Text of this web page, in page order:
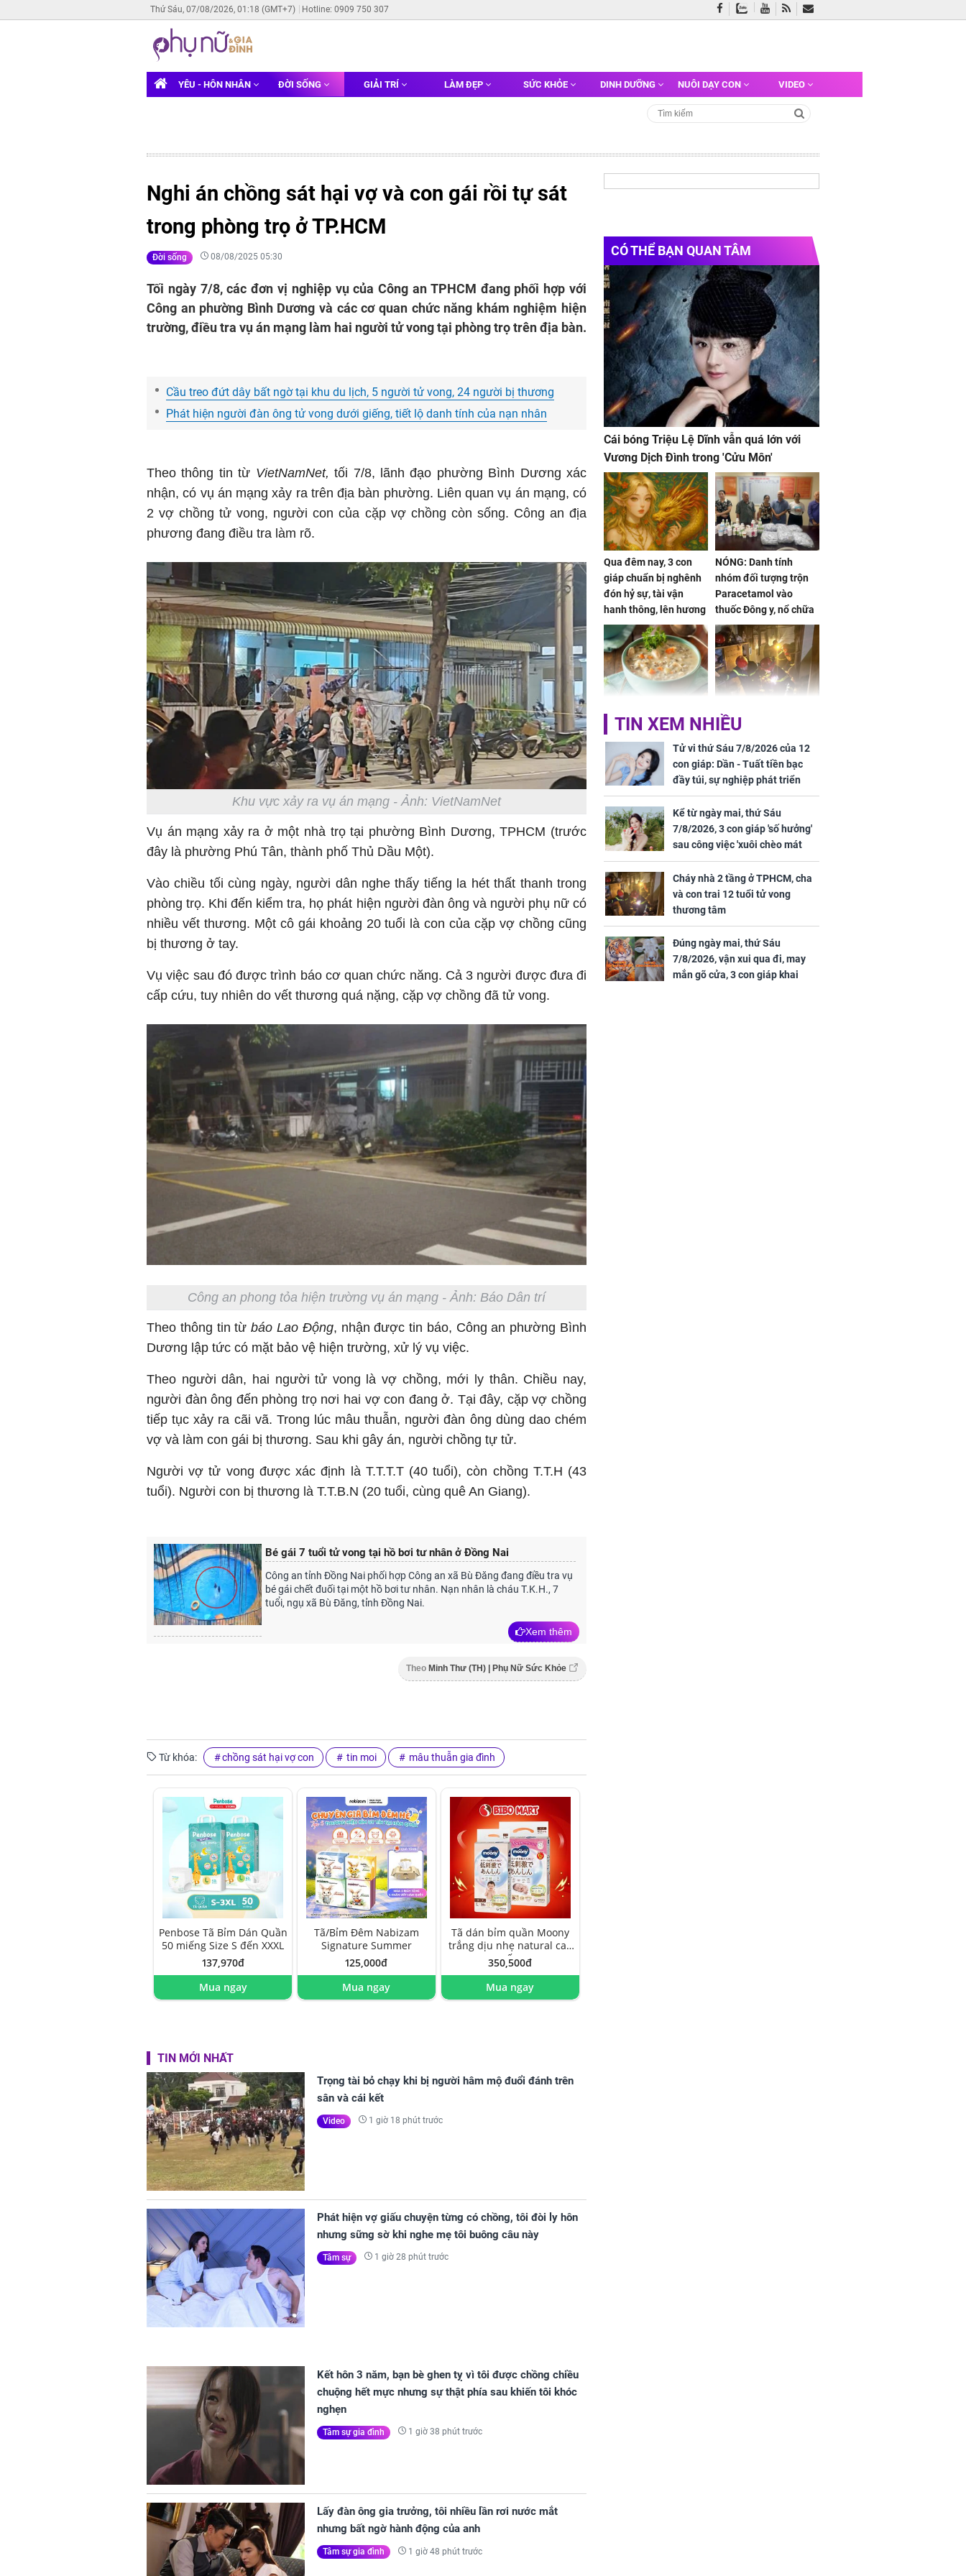
Thứ Sáu, 07/08/2026, 01:18 (GMT+7) Hotline: 0909 750 307
YÊU - HÔN NHÂN ĐỜI SỐNG GIẢI TRÍ LÀM ĐẸP SỨC KHỎE DINH DƯỠNG NUÔI DẠY CON VIDEO
Nghi án chồng sát hại vợ và con gái rồi tự sát
trong phòng trọ ở TP.HCM
Đời sống 08/08/2025 05:30
Tối ngày 7/8, các đơn vị nghiệp vụ của Công an TPHCM đang phối hợp với
Công an phường Bình Dương và các cơ quan chức năng khám nghiệm hiện
trường, điều tra vụ án mạng làm hai người tử vong tại phòng trọ trên địa bàn.
Cầu treo đứt dây bất ngờ tại khu du lịch, 5 người tử vong, 24 người bị thương
Phát hiện người đàn ông tử vong dưới giếng, tiết lộ danh tính của nạn nhân
Theo thông tin từ VietNamNet, tối 7/8, lãnh đạo phường Bình Dương xác
nhận, có vụ án mạng xảy ra trên địa bàn phường. Liên quan vụ án mạng, có
2 vợ chồng tử vong, người con của cặp vợ chồng còn sống. Công an địa
phương đang điều tra làm rõ.
Khu vực xảy ra vụ án mạng - Ảnh: VietNamNet
Vụ án mạng xảy ra ở một nhà trọ tại phường Bình Dương, TPHCM (trước
đây là phường Phú Tân, thành phố Thủ Dầu Một).
Vào chiều tối cùng ngày, người dân nghe thấy tiếng la hét thất thanh trong
phòng trọ. Khi đến kiểm tra, họ phát hiện người đàn ông và người phụ nữ có
nhiều vết thương. Một cô gái khoảng 20 tuổi là con của cặp vợ chồng cũng
bị thương ở tay.
Vụ việc sau đó được trình báo cơ quan chức năng. Cả 3 người được đưa đi
cấp cứu, tuy nhiên do vết thương quá nặng, cặp vợ chồng đã tử vong.
Công an phong tỏa hiện trường vụ án mạng - Ảnh: Báo Dân trí
Theo thông tin từ báo Lao Động, nhận được tin báo, Công an phường Bình
Dương lập tức có mặt bảo vệ hiện trường, xử lý vụ việc.
Theo người dân, hai người tử vong là vợ chồng, mới ly thân. Chiều nay,
người đàn ông đến phòng trọ nơi hai vợ con đang ở. Tại đây, cặp vợ chồng
tiếp tục xảy ra cãi vã. Trong lúc mâu thuẫn, người đàn ông dùng dao chém
vợ và làm con gái bị thương. Sau khi gây án, người chồng tự tử.
Người vợ tử vong được xác định là T.T.T.T (40 tuổi), còn chồng T.T.H (43
tuổi). Người con bị thương là T.T.B.N (20 tuổi, cùng quê An Giang).
Bé gái 7 tuổi tử vong tại hồ bơi tư nhân ở Đồng Nai
Công an tỉnh Đồng Nai phối hợp Công an xã Bù Đăng đang điều tra vụ
bé gái chết đuối tại một hồ bơi tư nhân. Nạn nhân là cháu T.K.H., 7
tuổi, ngụ xã Bù Đăng, tỉnh Đồng Nai.
Xem thêm
Theo Minh Thư (TH) | Phụ Nữ Sức Khỏe
Từ khóa: chồng sát hại vợ con tin moi mâu thuẫn gia đình
Penbose Tã Bỉm Dán Quần
50 miếng Size S đến XXXL
137,970đ
Mua ngay
Tã/Bỉm Đêm Nabizam
Signature Summer
125,000đ
Mua ngay
Tã dán bỉm quần Moony
trắng dịu nhẹ natural cao
cấp
350,500đ
Mua ngay
TIN MỚI NHẤT
Trọng tài bỏ chạy khi bị người hâm mộ đuổi đánh trên
sân và cái kết
Video 1 giờ 18 phút trước
Phát hiện vợ giấu chuyện từng có chồng, tôi đòi ly hôn
nhưng sững sờ khi nghe mẹ tôi buông câu này
Tâm sự 1 giờ 28 phút trước
Kết hôn 3 năm, bạn bè ghen tỵ vì tôi được chồng chiều
chuộng hết mực nhưng sự thật phía sau khiến tôi khóc
nghẹn
Tâm sự gia đình 1 giờ 38 phút trước
Lấy đàn ông gia trưởng, tôi nhiều lần rơi nước mắt
nhưng bất ngờ hành động của anh
Tâm sự gia đình 1 giờ 48 phút trước
CÓ THỂ BẠN QUAN TÂM
Cái bóng Triệu Lệ Dĩnh vẫn quá lớn với
Vương Dịch Đình trong 'Cửu Môn'
Qua đêm nay, 3 con
giáp chuẩn bị nghênh
đón hỷ sự, tài vận
hanh thông, lên hương
hóa Rồng hóa Phượng,
gom hết may mắn về
nhà
NÓNG: Danh tính
nhóm đối tượng trộn
Paracetamol vào
thuốc Đông y, nổ chữa
bách bệnh
Giá trị sức khỏe và
cách sử dụng đúng
của loại hạt bình dân
Cháy nhà 2 tầng ở
TPHCM, cha và con
trai 12 tuổi tử vong
thương tâm
Chân dung nam diễn
ứng ngược khi than
nghèo
TIN XEM NHIỀU
Tử vi thứ Sáu 7/8/2026 của 12
con giáp: Dần - Tuất tiền bạc
đầy túi, sự nghiệp phát triển
hưng thịnh, Mão - Thân tài lộc
ảm đạm, mọi sự khó thành công
mỹ mãn
Kể từ ngày mai, thứ Sáu
7/8/2026, 3 con giáp 'số hưởng'
sau công việc 'xuôi chèo mát
mái', tiền tài 'thu về như nước',
tình duyên viên mãn
Cháy nhà 2 tầng ở TPHCM, cha
và con trai 12 tuổi tử vong
thương tâm
Đúng ngày mai, thứ Sáu
7/8/2026, vận xui qua đi, may
mắn gõ cửa, 3 con giáp khai